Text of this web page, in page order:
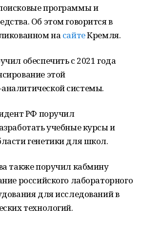
программы и
Об этом говорится в
на сайтеКремля.
обеспечить с 2021 года
этой
системы.
РФ поручил
учебные курсы и
генетики для школ.
также поручил кабмину
российского лабораторного
для исследований в
технологий.